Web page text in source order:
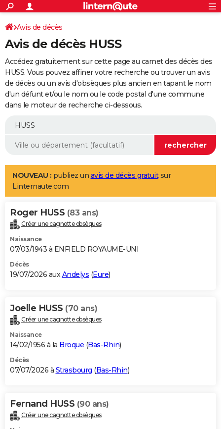
ACTUALITÉS
Politique
Société
Faits Divers
Education
Monde
Villes
+
SPORT
Coupe du monde 2026
Football
Tennis
Cyclisme
Rugby
Forum
Programme TV
TNT
Streaming
Cinéma
Sorties cinéma
Musique
+
FINANCE
Retraite
Impôts
Epargne
Immobilier
Risques naturels par ville
Banque
Assurance
Crédit
AUTO
Essais
Réserver un essai
Citadines
Berlines
SUV
Forum auto
+
Mobiles
Meilleur smartphone
Internet
Ordinateurs
Jeux vidéo
Guide high-tech
Aménagement intérieur
LIFESTYLE
Art de vivre
Bien-être
Loisirs
Mode
Modes de vie
Alimentation
Guide de la santé
Maladies
Médicaments
Sommeil
VOYAGE
Destinations
City break
Voyage nature
Voyage de noces
Forum
Climat
+PHOTO
GUIDES D'ACHAT
BONS PLANS
Carte de Noël
Carte Bonne année
Carte Saint-Valentin
Carte Pâques
Carte d'anniversaire
DICTIONNAIRE
Dictionnaire
Biographies
Citations
Expressions
Proverbes
PROGRAMME TV
S'inscrire
Se connecter
Lycées
Collèges
Primaires
Universités
Entreprises
Service militaire
Avis de recherche
AVIS DE DÉCÈS
Bricolage
Lifestyle
Culture
Sport
Auto
Television
Voyage
Cinema
Avis de décès
Avis de décès HUSS
Accédez gratuitement sur cette page au carnet des décès des
HUSS. Vous pouvez affiner votre recherche ou trouver un avis
de décès ou un avis d'obsèques plus ancien en tapant le nom
d'un défunt et/ou le nom ou le code postal d'une commune
dans le moteur de recherche ci-dessous.
NOUVEAU : publiez un avis de décès gratuitsur
Linternaute.com
Roger HUSS (83 ans)
Créer une cagnotte obsèques
Naissance
07/03/1943 à ENFIELD ROYAUME-UNI
Décès
19/07/2026 auxAndelys (Eure)
Joelle HUSS (70 ans)
Créer une cagnotte obsèques
Naissance
14/02/1956 à la Broque (Bas-Rhin)
Décès
07/07/2026 à Strasbourg (Bas-Rhin)
Fernand HUSS (90 ans)
Créer une cagnotte obsèques